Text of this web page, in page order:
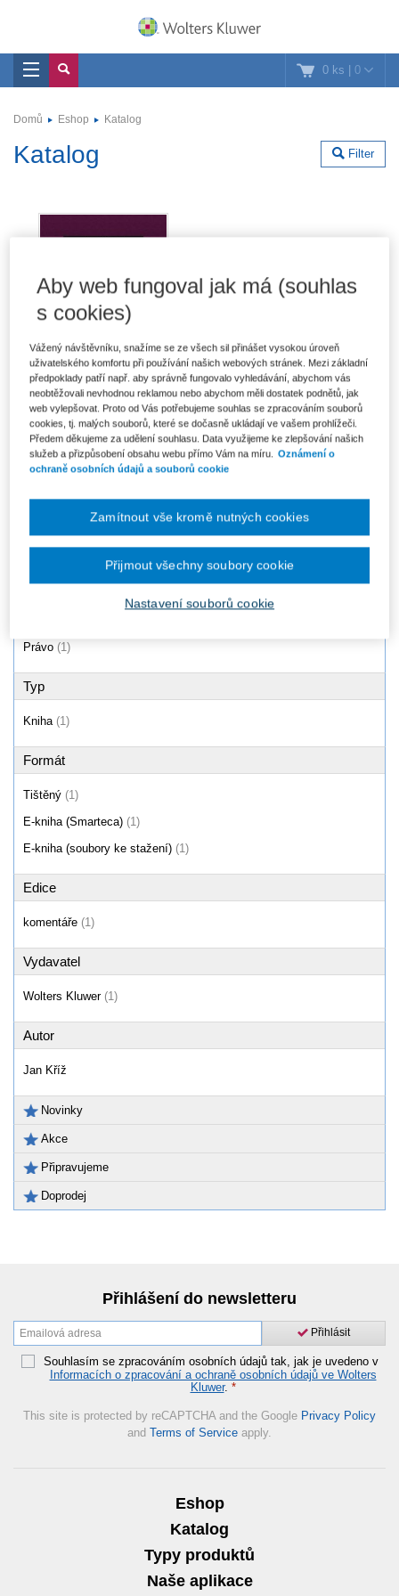
0 ks | 0
Domů Eshop Katalog
Filter
Katalog
Autorský zákon a předpisy
související (včetně
mezinárodních smluv...
Od 2 890 Kč
Právo (1)
Typ
Kniha (1)
Formát
Tištěný (1)
E-kniha (Smarteca) (1)
E-kniha (soubory ke stažení) (1)
Edice
komentáře (1)
Vydavatel
Wolters Kluwer (1)
Autor
Jan Kříž
Novinky
Akce
Připravujeme
Doprodej
Přihlášení do newsletteru
Přihlásit
Souhlasím se zpracováním osobních údajů tak, jak je uvedeno v
Informacích o zpracování a ochraně osobních údajů ve Wolters
Kluwer. *
This site is protected by reCAPTCHA and the Google Privacy Policy
and Terms of Service apply.
Eshop
Katalog
Typy produktů
Naše aplikace
Aby web fungoval jak má (souhlas
s cookies)
Vážený návštěvníku, snažíme se ze všech sil přinášet vysokou úroveň
uživatelského komfortu při používání našich webových stránek. Mezi základní
předpoklady patří např. aby správně fungovalo vyhledávání, abychom vás
neobtěžovali nevhodnou reklamou nebo abychom měli dostatek podnětů, jak
web vylepšovat. Proto od Vás potřebujeme souhlas se zpracováním souborů
cookies, tj. malých souborů, které se dočasně ukládají ve vašem prohlížeči.
Předem děkujeme za udělení souhlasu. Data využijeme ke zlepšování našich
služeb a přizpůsobení obsahu webu přímo Vám na míru. Oznámení o
ochraně osobních údajů a souborů cookie
Nastavení souborů cookie
Zamítnout vše kromě nutných cookies
Přijmout všechny soubory cookie